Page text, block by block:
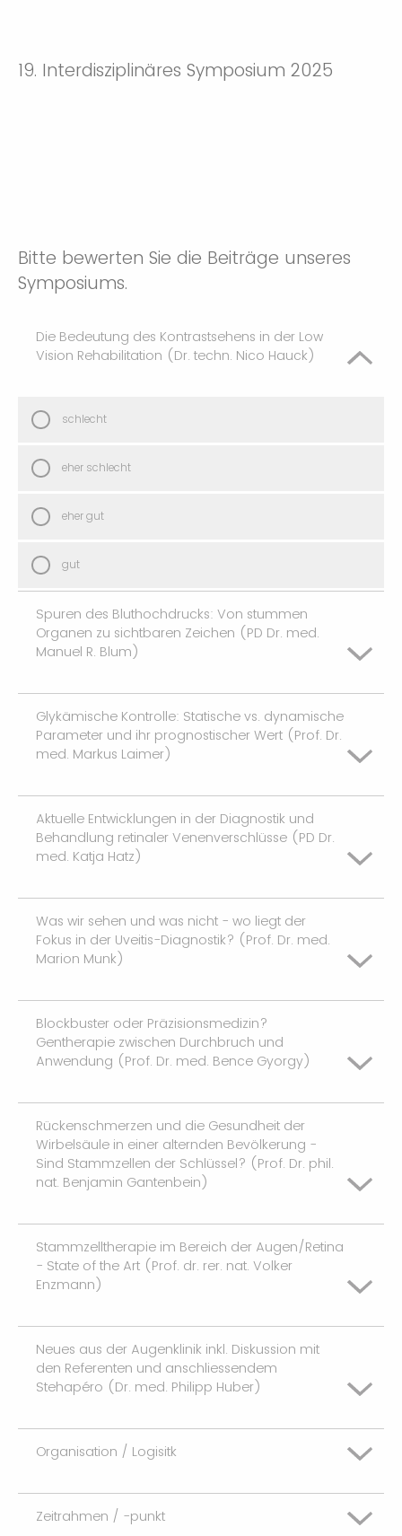
19. Interdisziplinäres Symposium 2025
Bitte bewerten Sie die Beiträge unseres
Symposiums.
Die Bedeutung des Kontrastsehens in der Low
Vision Rehabilitation (Dr. techn. Nico Hauck)
schlecht
eher schlecht
eher gut
gut
Spuren des Bluthochdrucks: Von stummen
Organen zu sichtbaren Zeichen (PD Dr. med.
Manuel R. Blum)
schlecht
eher schlecht
eher gut
gut
Glykämische Kontrolle: Statische vs. dynamische
Parameter und ihr prognostischer Wert (Prof. Dr.
med. Markus Laimer)
schlecht
eher schlecht
eher gut
gut
Aktuelle Entwicklungen in der Diagnostik und
Behandlung retinaler Venenverschlüsse (PD Dr.
med. Katja Hatz)
schlecht
eher schlecht
eher gut
gut
Was wir sehen und was nicht - wo liegt der
Fokus in der Uveitis-Diagnostik? (Prof. Dr. med.
Marion Munk)
schlecht
eher schlecht
eher gut
gut
Blockbuster oder Präzisionsmedizin?
Gentherapie zwischen Durchbruch und
Anwendung (Prof. Dr. med. Bence Gyorgy)
schlecht
eher schlecht
eher gut
gut
Rückenschmerzen und die Gesundheit der
Wirbelsäule in einer alternden Bevölkerung -
Sind Stammzellen der Schlüssel? (Prof. Dr. phil.
nat. Benjamin Gantenbein)
schlecht
eher schlecht
gut
Stammzelltherapie im Bereich der Augen/Retina
- State of the Art (Prof. dr. rer. nat. Volker
Enzmann)
schlecht
eher schlecht
eher gut
gut
Neues aus der Augenklinik inkl. Diskussion mit
den Referenten und anschliessendem
Stehapéro (Dr. med. Philipp Huber)
schlecht
eher schlecht
Organisation / Logisitk
schlecht
Zeitrahmen / -punkt